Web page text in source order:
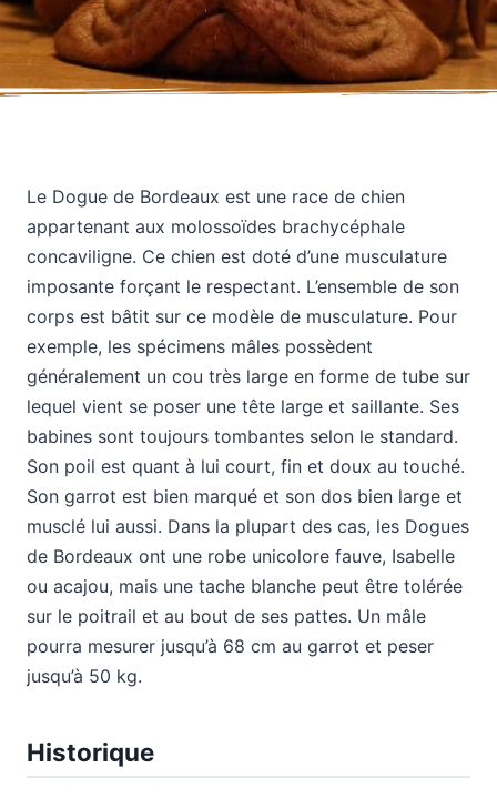
Le Dogue de Bordeaux est une race de chien
appartenant aux molossoïdes brachycéphale
concaviligne. Ce chien est doté d’une musculature
imposante forçant le respectant. L’ensemble de son
corps est bâtit sur ce modèle de musculature. Pour
exemple, les spécimens mâles possèdent
généralement un cou très large en forme de tube sur
lequel vient se poser une tête large et saillante. Ses
babines sont toujours tombantes selon le standard.
Son poil est quant à lui court, fin et doux au touché.
Son garrot est bien marqué et son dos bien large et
musclé lui aussi. Dans la plupart des cas, les Dogues
de Bordeaux ont une robe unicolore fauve, Isabelle
ou acajou, mais une tache blanche peut être tolérée
sur le poitrail et au bout de ses pattes. Un mâle
pourra mesurer jusqu’à 68 cm au garrot et peser
jusqu’à 50 kg.
Historique